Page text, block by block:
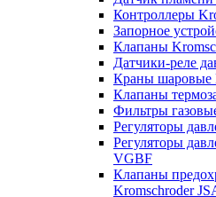
Контроллеры
Запорное
Клапаны
Датчики-реле
Краны шаровые
Клапаны
Фильтры
Регуляторы
Регуляторы
VGBF
Клапаны
Kromschroder